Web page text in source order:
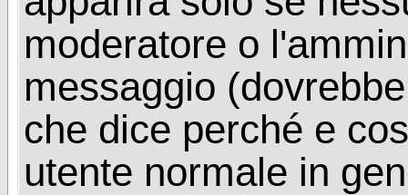
moderatore o
messaggio
che dice perché e
utente normale in